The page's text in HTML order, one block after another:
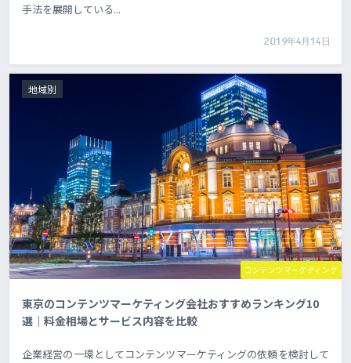
手法を展開している...
2019年4月14日
コンテンツマーケティング
地域別
東京のコンテンツマーケティング会社おすすめランキング10
選｜料金相場とサービス内容を比較
企業経営の一環としてコンテンツマーケティングの依頼を検討して